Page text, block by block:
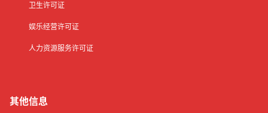
卫生许可证
娱乐经营许可证
人力资源服务许可证
其他信息